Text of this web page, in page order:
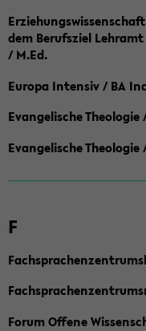
dem Berufsziel
/ M.Ed.
Europa Intensiv / BA
Evangelische Theologie
Evangelische Theologie
F
Forum Offene